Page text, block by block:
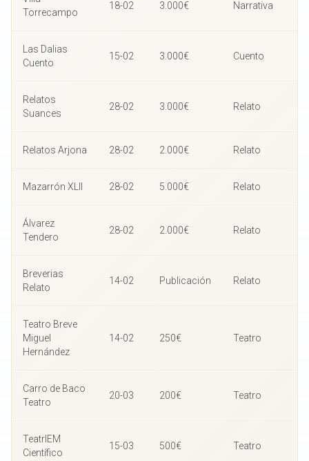
Torrecampo
18-02 3.000€ Narrativa
Las Dalias
Cuento
15-02 3.000€ Cuento
Relatos
Suances
28-02 3.000€ Relato
Relatos Arjona 28-02 2.000€ Relato
Mazarrón XLII 28-02 5.000€ Relato
Álvarez
Tendero
28-02 2.000€ Relato
Breverias
Relato
14-02 Publicación Relato
Teatro Breve
Miguel
Hernández
14-02 250€ Teatro
Carro de Baco
Teatro
20-03 200€ Teatro
TeatrIEM
Científico
15-03 500€ Teatro